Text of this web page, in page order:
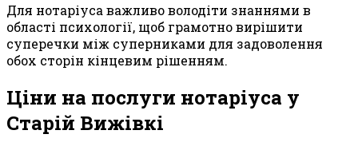
Для нотаріуса важливо володіти знаннями в
області психології, щоб грамотно вирішити
суперечки між суперниками для задоволення
обох сторін кінцевим рішенням.
Ціни на послуги нотаріуса у
Старій Вижівкі